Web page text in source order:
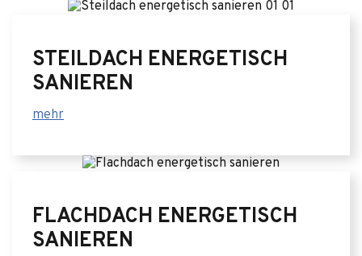
STEILDACH ENERGETISCH
SANIEREN
mehr
FLACHDACH ENERGETISCH
SANIEREN